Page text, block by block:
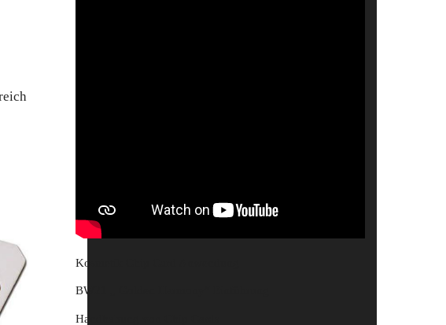
Kosmetik Chip Card Anwendung
BW21 „ Golden Harmony“ Einführung
Handhabung von Chip Cards